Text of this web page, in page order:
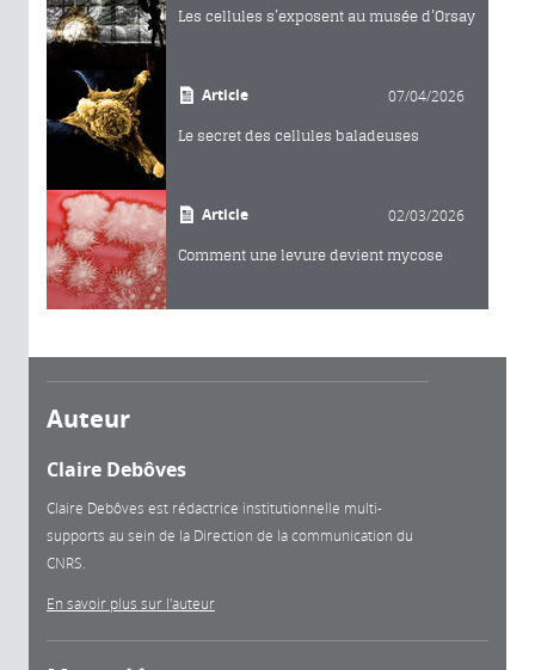
Les cellules s’exposent au musée d’Orsay
Article 07/04/2026
Le secret des cellules baladeuses
Article 02/03/2026
Comment une levure devient mycose
Auteur
Claire Debôves
Claire Debôves est rédactrice institutionnelle multi-
supports au sein de la Direction de la communication du
CNRS.
En savoir plus sur l'auteur